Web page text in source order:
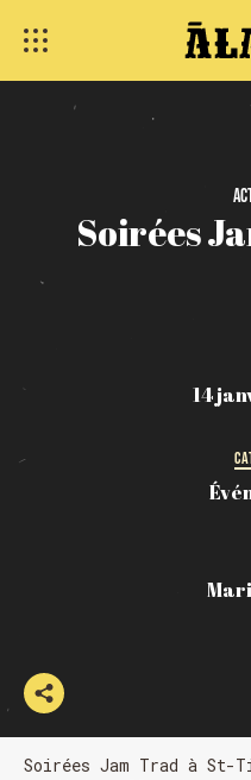
Soirées
14
Soirées Jam Trad à St-